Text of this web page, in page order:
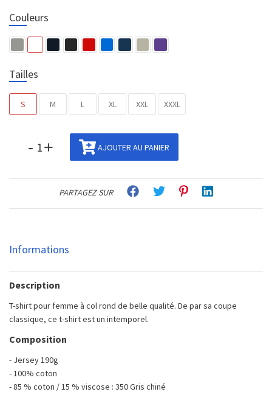
Couleurs
Tailles
S M L XL XXL XXXL
- + AJOUTER AU PANIER
PARTAGEZ SUR
Informations
Description
T-shirt pour femme à col rond de belle qualité. De par sa coupe
classique, ce t-shirt est un intemporel.
Composition
- Jersey 190g
- 100% coton
- 85 % coton / 15 % viscose : 350 Gris chiné